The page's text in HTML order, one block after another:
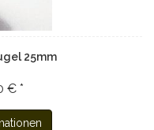
25mm
€ *